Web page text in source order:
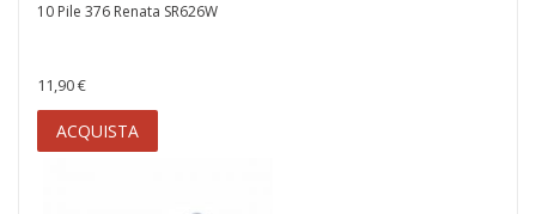
10 Pile 376 Renata SR626W
11,90 €
ACQUISTA